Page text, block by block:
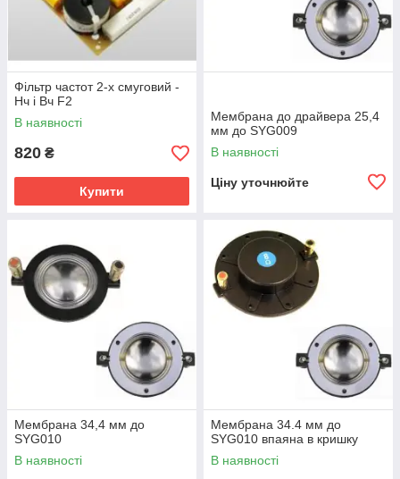
Фільтр частот 2-х смуговий -
Нч і Вч F2
В наявності
820 ₴
Купити
Мембрана до драйвера 25,4
мм до SYG009
В наявності
Ціну уточнюйте
Мембрана 34,4 мм до
SYG010
В наявності
Мембрана 34.4 мм до
SYG010 впаяна в кришку
В наявності